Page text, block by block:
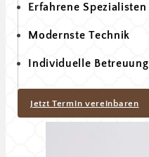
Erfahrene Spezialisten
Modernste Technik
Individuelle Betreuung
Jetzt Termin vereinbaren